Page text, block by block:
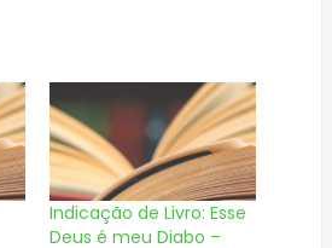
Indicação de Livro: Esse
Deus é meu Diabo –